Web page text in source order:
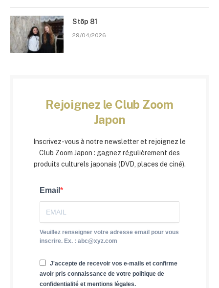
Stōp 81
29/04/2026
Rejoignez le Club Zoom
Japon
Inscrivez-vous à notre newsletter et rejoignez le
Club Zoom Japon : gagnez régulièrement des
produits culturels japonais (DVD, places de ciné).
Email
Veuillez renseigner votre adresse email pour vous
inscrire. Ex. : abc@xyz.com
J'accepte de recevoir vos e-mails et confirme
avoir pris connaissance de votre politique de
confidentialité et mentions légales.